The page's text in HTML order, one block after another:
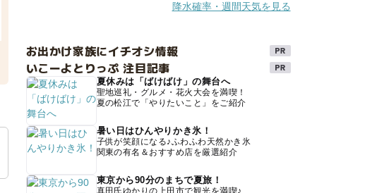
降水確率・週間天気を見る
お出かけ家族にイチオシ情報
いこーよとりっぷ 注目記事
夏休みは「ばけばけ」の舞台へ
聖地巡礼・グルメ・花火大会を満喫！
夏の松江で「やりたいこと」をご紹介
暑い日はひんやりかき氷！
子供が笑顔になる♪ふわふわ天然かき氷
関東の有名＆おすすめ店を厳選紹介
東京から90分のまちで夏旅！
真田氏ゆかりの上田市で観光を満喫♪